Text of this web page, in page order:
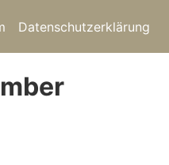
Datenschutzerklärung